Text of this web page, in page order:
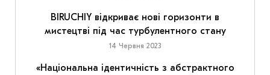
BIRUCHIY відкриває нові горизонти в
мистецтві під час турбулентного стану
14 Червня 2023
«Національна ідентичність з абстрактного